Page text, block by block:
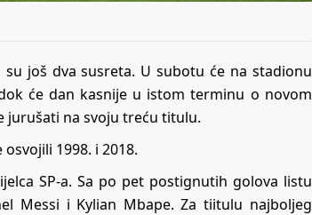
još dva susreta. U subotu će na stadionu
će dan kasnije u istom terminu o novom
jurušati na svoju treću titulu.
1998. i 2018.
SP-a. Sa po pet postignutih golova listu
Messi i Kylian Mbape. Za tiitulu najboljeg